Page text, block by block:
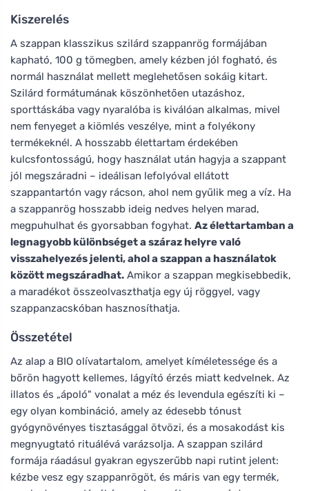
Kiszerelés
A szappan klasszikus szilárd szappanrög formájában
kapható, 100 g tömegben, amely kézben jól fogható, és
normál használat mellett meglehetősen sokáig kitart.
Szilárd formátumának köszönhetően utazáshoz,
sporttáskába vagy nyaralóba is kiválóan alkalmas, mivel
nem fenyeget a kiömlés veszélye, mint a folyékony
termékeknél. A hosszabb élettartam érdekében
kulcsfontosságú, hogy használat után hagyja a szappant
jól megszáradni – ideálisan lefolyóval ellátott
szappantartón vagy rácson, ahol nem gyűlik meg a víz. Ha
a szappanrög hosszabb ideig nedves helyen marad,
megpuhulhat és gyorsabban fogyhat. Az élettartamban a
legnagyobb különbséget a száraz helyre való
visszahelyezés jelenti, ahol a szappan a használatok
között megszáradhat. Amikor a szappan megkisebbedik,
a maradékot összeolvaszthatja egy új röggyel, vagy
szappanzacskóban hasznosíthatja.
Összetétel
Az alap a BIO olívatartalom, amelyet kíméletessége és a
bőrön hagyott kellemes, lágyító érzés miatt kedvelnek. Az
illatos és „ápoló" vonalat a méz és levendula egészíti ki –
egy olyan kombináció, amely az édesebb tónust
gyógynövényes tisztasággal ötvözi, és a mosakodást kis
megnyugtató rituálévá varázsolja. A szappan szilárd
formája ráadásul gyakran egyszerűbb napi rutint jelent:
kézbe vesz egy szappanrögöt, és máris van egy termék,